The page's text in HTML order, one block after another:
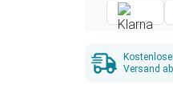
Versand